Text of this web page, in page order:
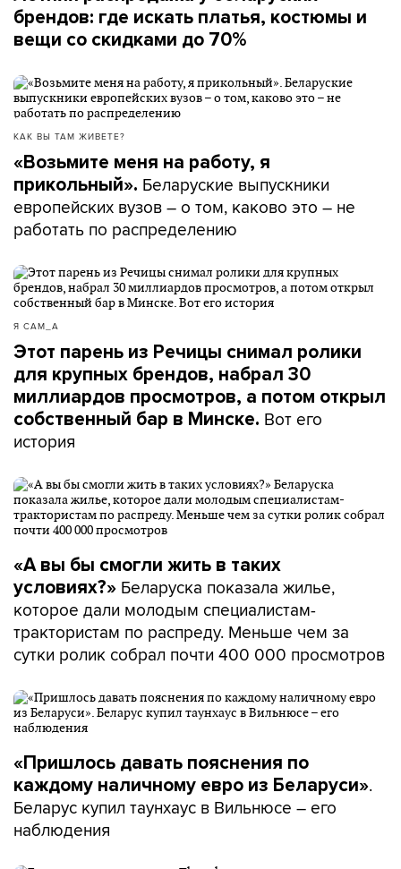
брендов: где искать платья, костюмы и
вещи со скидками до 70%
КАК ВЫ ТАМ ЖИВЕТЕ?
«Возьмите меня на работу, я
прикольный». Беларуские выпускники
европейских вузов – о том, каково это – не
работать по распределению
Я САМ_А
Этот парень из Речицы снимал ролики
для крупных брендов, набрал 30
миллиардов просмотров, а потом открыл
собственный бар в Минске. Вот его
история
«А вы бы смогли жить в таких
условиях?» Беларуска показала жилье,
которое дали молодым специалистам-
трактористам по распреду. Меньше чем за
сутки ролик собрал почти 400 000 просмотров
«Пришлось давать пояснения по
каждому наличному евро из Беларуси».
Беларус купил таунхаус в Вильнюсе – его
наблюдения